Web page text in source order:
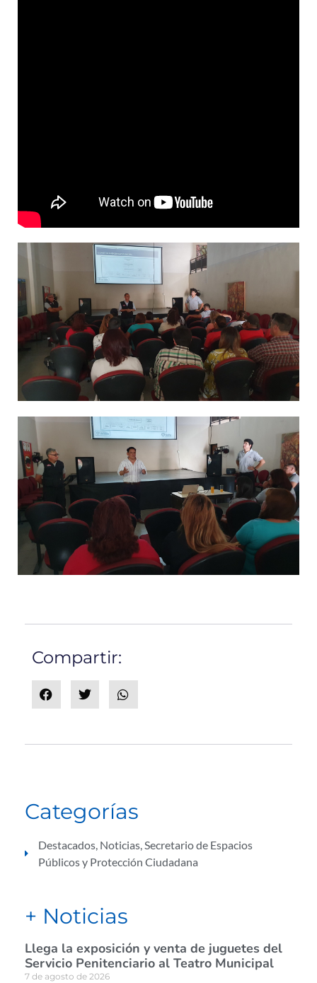
Compartir:
Categorías
Destacados, Noticias,Secretario de Espacios
Públicos y Protección Ciudadana
+ Noticias
Llega la exposición y venta de juguetes del
Servicio Penitenciario al Teatro Municipal
7 de agosto de 2026